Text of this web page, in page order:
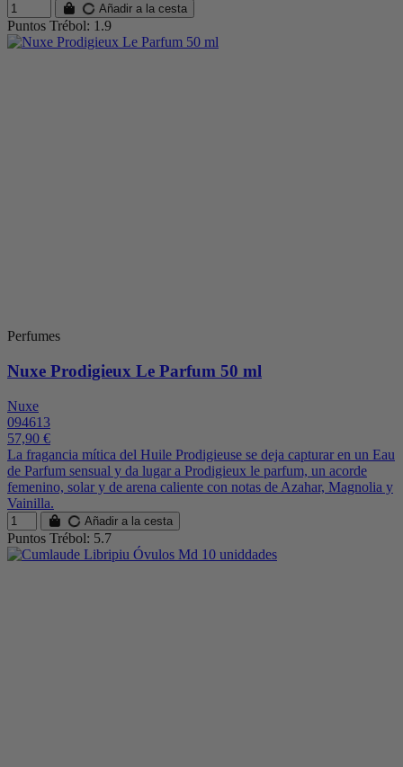
Añadir a la cesta
Puntos Trébol: 1.9
Perfumes
Nuxe Prodigieux Le Parfum 50 ml
Nuxe
094613
57,90 €
La fragancia mítica del Huile Prodigieuse se deja capturar en un Eau
de Parfum sensual y da lugar a Prodigieux le parfum, un acorde
femenino, solar y de arena caliente con notas de Azahar, Magnolia y
Vainilla.
Añadir a la cesta
Puntos Trébol: 5.7